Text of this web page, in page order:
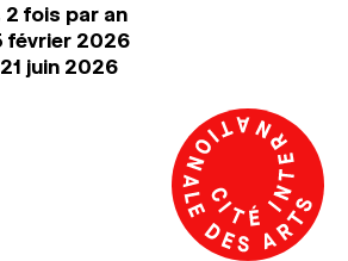
fois par an
février 2026
juin 2026